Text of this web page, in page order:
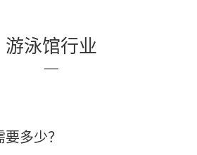
游泳馆行业
多少？